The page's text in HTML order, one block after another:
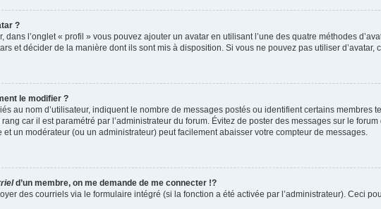
?
dans l’onglet « profil » vous pouvez ajouter un avatar en utilisant l’une des quatre méthodes
et décider de la manière dont ils sont mis à disposition. Si vous ne pouvez pas utiliser d’avatar,
le modifier ?
au nom d’utilisateur, indiquent le nombre de messages postés ou identifient certains
rang car il est paramétré par l’administrateur du forum. Évitez de poster des messages sur le
un modérateur (ou un administrateur) peut facilement abaisser votre compteur de messages.
d’un membre, on me demande de me connecter !?
des courriels via le formulaire intégré (si la fonction a été activée par l’administrateur). Ceci